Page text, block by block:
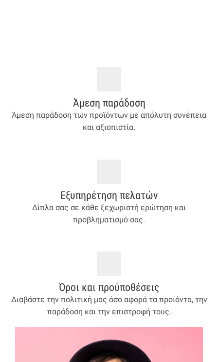
Άμεση παράδοση
Άμεση παράδοση των προϊόντων με απόλυτη συνέπεια
και αξιοπιστία.
Εξυπηρέτηση πελατών
Δίπλα σας σε κάθε ξεχωριστή ερώτηση και
προβληματισμό σας.
Όροι και προύποθέσεις
Διαβάστε την πολιτική μας όσο αφορά τα προϊόντα, την
παράδοση και την επιστροφή τους.